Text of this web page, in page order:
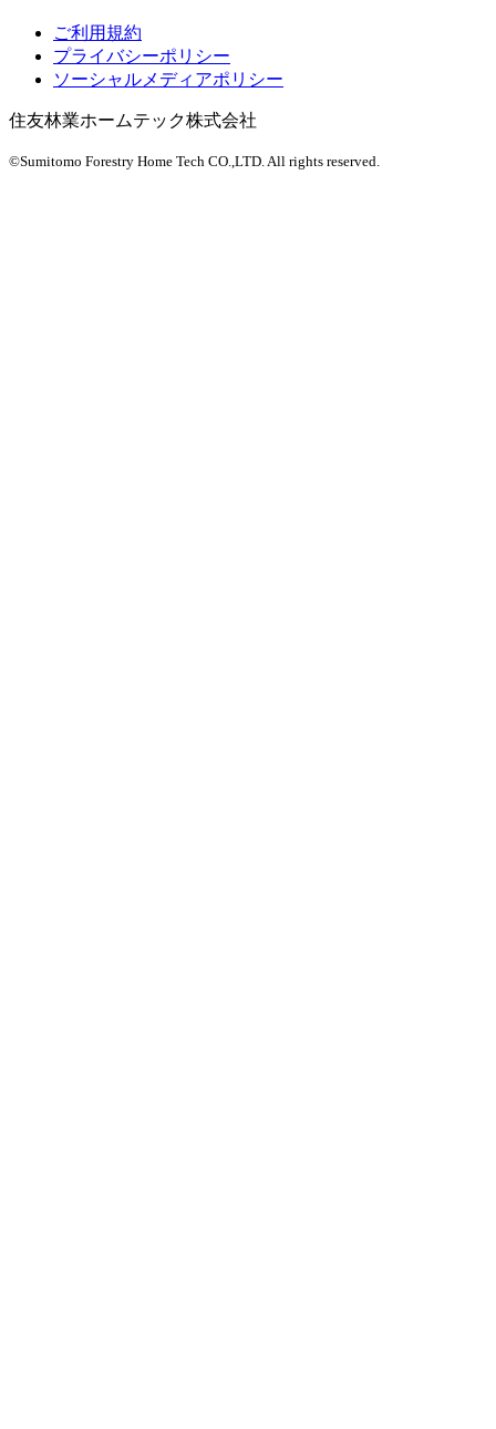
ご利用規約
プライバシーポリシー
ソーシャルメディアポリシー
住友林業ホームテック株式会社
©Sumitomo Forestry Home Tech CO.,LTD. All rights reserved.